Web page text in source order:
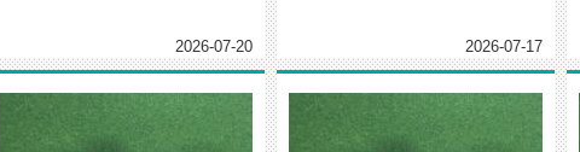
2026-07-20 2026-07-17